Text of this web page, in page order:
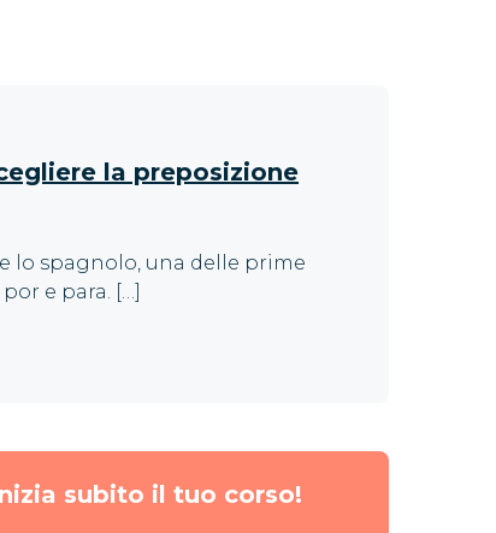
la preposizione
lo spagnolo, una delle prime
e para. […]
subito il tuo corso!